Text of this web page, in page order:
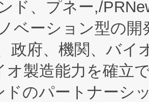
ド、プネー,/
ベーション型の
政府、機関、バイ
オ製造能力を確立
ドのパートナーシ